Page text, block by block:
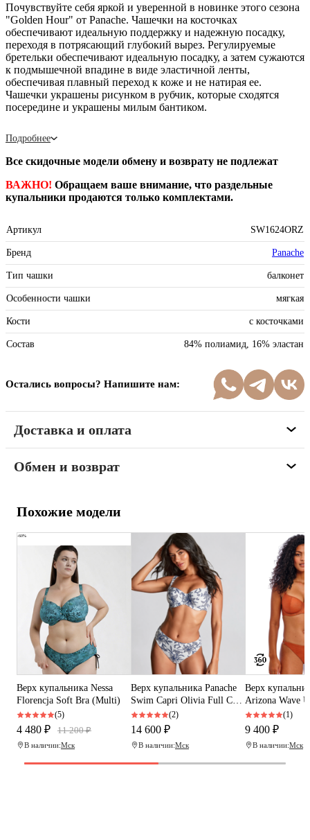
Почувствуйте себя яркой и уверенной в новинке этого сезона
"Golden Hour" от Panache. Чашечки на косточках
обеспечивают идеальную поддержку и надежную посадку,
переходя в потрясающий глубокий вырез. Регулируемые
бретельки обеспечивают идеальную посадку, а затем сужаются
к подмышечной впадине в виде эластичной ленты,
обеспечивая плавный переход к коже и не натирая ее.
Чашечки украшены рисунком в рубчик, которые сходятся
посередине и украшены милым бантиком.
Подробнее
Все скидочные модели обмену и возврату не подлежат
ВАЖНО! Обращаем ваше внимание, что раздельные
купальники продаются только комплектами.
Артикул SW1624ORZ
Бренд Panache
Тип чашки балконет
Особенности чашки мягкая
Кости с косточками
Состав 84% полиамид, 16% эластан
Остались вопросы? Напишите нам:
Доставка и оплата
Обмен и возврат
Похожие модели
-60%
Верх купальника Nessa
Florencja Soft Bra (Multi)
(5)
4 480 ₽ 11 200 ₽
В наличии:Мск
Верх купальника Panache
Swim Capri Olivia Full Cup
Bikini (Capri Print)
(2)
14 600 ₽
В наличии:Мск
Верх
Arizona Wave
Sweetheart
(Golden Hour)
(1)
9 400 ₽
В наличии:Мск